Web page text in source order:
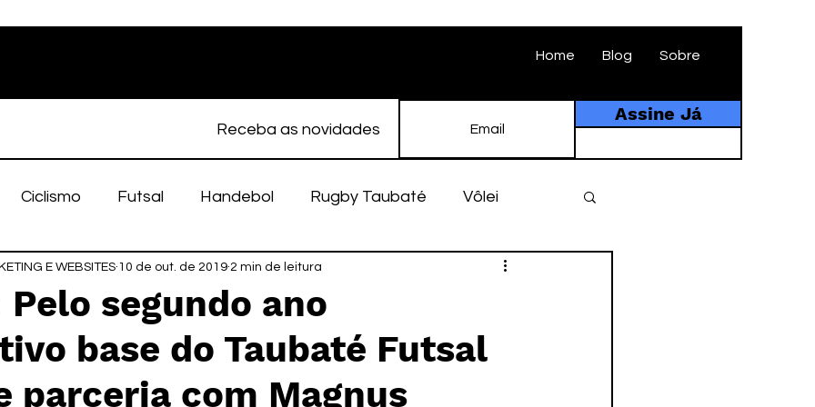
Home Blog Sobre
Receba as novidades
Assine Já
Ciclismo Futsal Handebol Rugby Taubaté Vôlei
Feminino Atletismo EC Taubaté História
Taubaté Fut7 Rugby Fut7 futebol amador
Pelo segundo ano
base do Taubaté Futsal
parceria com Magnus
E WEBSITES 10 de out. de 2019 2 min de leitura